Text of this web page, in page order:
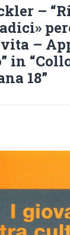
–
–
in
18”